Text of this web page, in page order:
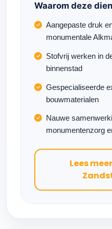
Waarom deze
Aangepaste druk
monumentale
Stofvrij werken in
binnenstad
Gespecialiseerde
bouwmaterialen
Nauwe
monumentenzorg
Lees